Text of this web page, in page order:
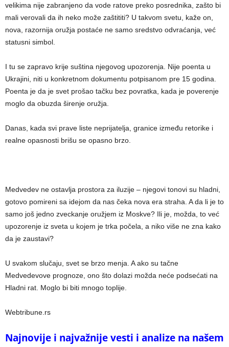
velikima nije zabranjeno da vode ratove preko posrednika, zašto bi
mali verovali da ih neko može zaštititi? U takvom svetu, kaže on,
nova, razornija oružja postaće ne samo sredstvo odvraćanja, već
statusni simbol.
I tu se zapravo krije suština njegovog upozorenja. Nije poenta u
Ukrajini, niti u konkretnom dokumentu potpisanom pre 15 godina.
Poenta je da je svet prošao tačku bez povratka, kada je poverenje
moglo da obuzda širenje oružja.
Danas, kada svi prave liste neprijatelja, granice između retorike i
realne opasnosti brišu se opasno brzo.
Medvedev ne ostavlja prostora za iluzije – njegovi tonovi su hladni,
gotovo pomireni sa idejom da nas čeka nova era straha. A da li je to
samo još jedno zveckanje oružjem iz Moskve? Ili je, možda, to već
upozorenje iz sveta u kojem je trka počela, a niko više ne zna kako
da je zaustavi?
U svakom slučaju, svet se brzo menja. A ako su tačne
Medvedevove prognoze, ono što dolazi možda neće podsećati na
Hladni rat. Moglo bi biti mnogo toplije.
Webtribune.rs
Najnovije i najvažnije vesti i analize na našem